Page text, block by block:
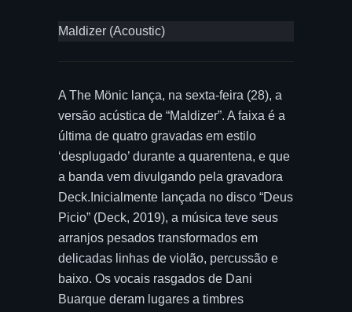
Maldizer (Acoustic)
A The Mönic lança, na sexta-feira (28), a
versão acústica de “Maldizer”. A faixa é a
última de quatro gravadas em estilo
‘desplugado’ durante a quarentena, e que
a banda vem divulgando pela gravadora
Deck.Inicialmente lançada no disco “Deus
Picio” (Deck, 2019), a música teve seus
arranjos pesados transformados em
delicadas linhas de violão, percussão e
baixo. Os vocais rasgados de Dani
Buarque deram lugares a timbres